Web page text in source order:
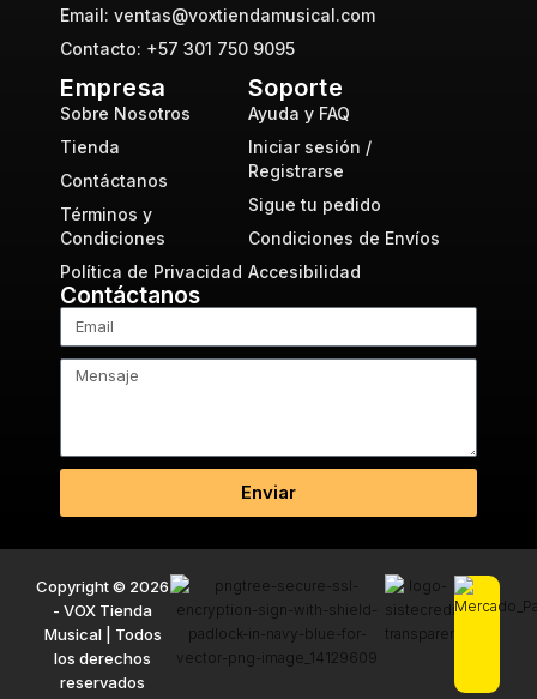
Email: ventas@voxtiendamusical.com
Contacto: +57 301 750 9095
Empresa
Sobre Nosotros
Tienda
Contáctanos
Términos y
Condiciones
Política de Privacidad
Soporte
Ayuda y FAQ
Iniciar sesión /
Registrarse
Sigue tu pedido
Condiciones de Envíos
Accesibilidad
Contáctanos
Enviar
Copyright © 2026
- VOX Tienda
Musical | Todos
los derechos
reservados